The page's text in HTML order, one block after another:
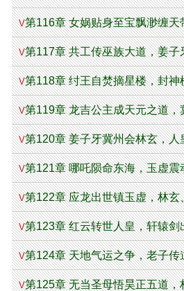
娲！
V第116章 女娲贴身至宝飘渺缠
V第117章 共工传巫族大道，姜
人皇传承！
V第118章 纣王自焚摘星楼，封
尊！
V第119章 龙吉公主成天元之道，
V第120章 姜子牙冀州会林玄，人
V第121章 哪吒陨命东海，玉虚震
V第122章 应龙出世镇玉虚，林玄
V第123章 红云转世人皇，轩辕剑
V第124章 天地气运之争，老子传
V第125章 无当圣母悟昊正五道